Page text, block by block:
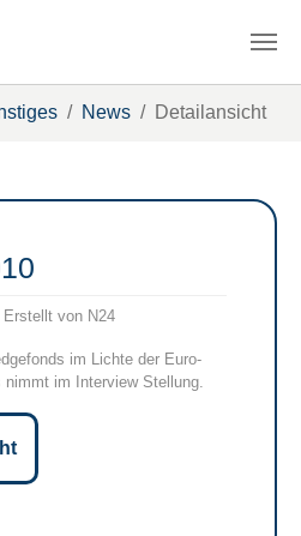
News Detailansicht
Erstellt von N24
im Lichte der Euro-
im Interview Stellung.